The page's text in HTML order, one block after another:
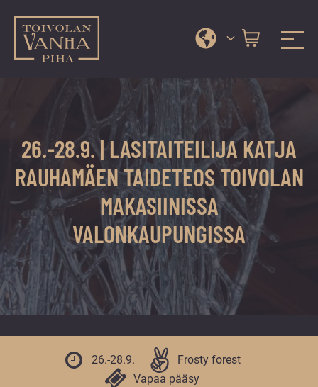
Toivolan vanha piha
kauneimmassa
palvelut
ja
tapahtumat
tarjoavat
kiireettömiä
ja
hyviä
hetkiä
ympäri
26.-28.9. | LASITAITEILIJA KATJA
RAUHAMÄEN TAIDETEOS TOIVOLAN
MAKASIINISSA
VALONKAUPUNGISSA
26.-28.9.
Frosty forest
Vapaa pääsy